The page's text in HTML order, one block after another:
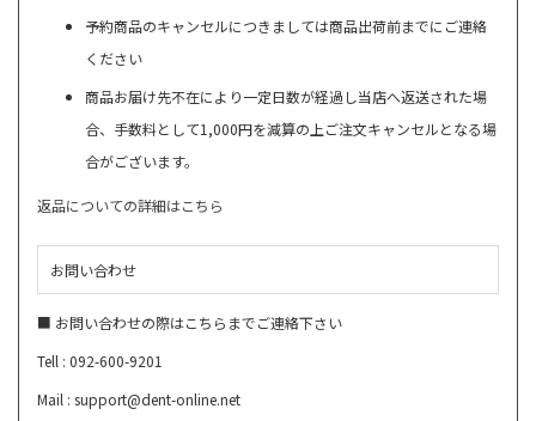
予約商品のキャンセルにつきましては商品出荷前までにご連絡
ください
商品お届け先不在により一定日数が経過し当店へ返送された場
合、手数料として1,000円を減算の上ご注文キャンセルとなる場
合がございます。
返品についての詳細はこちら
お問い合わせ
■ お問い合わせの際はこちらまでご連絡下さい
Tell : 092-600-9201
Mail : support@dent-online.net